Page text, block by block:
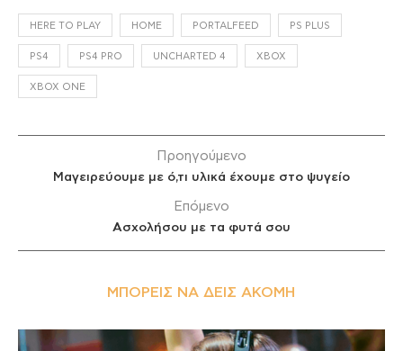
HERE TO PLAY HOME PORTALFEED PS PLUS
PS4 PS4 PRO UNCHARTED 4 XBOX
XBOX ONE
Προηγούμενο
Μαγειρεύουμε με ό,τι υλικά έχουμε στο ψυγείο
Επόμενο
Ασχολήσου με τα φυτά σου
ΜΠΟΡΕΊΣ ΝΑ ΔΕΙΣ ΑΚΌΜΗ